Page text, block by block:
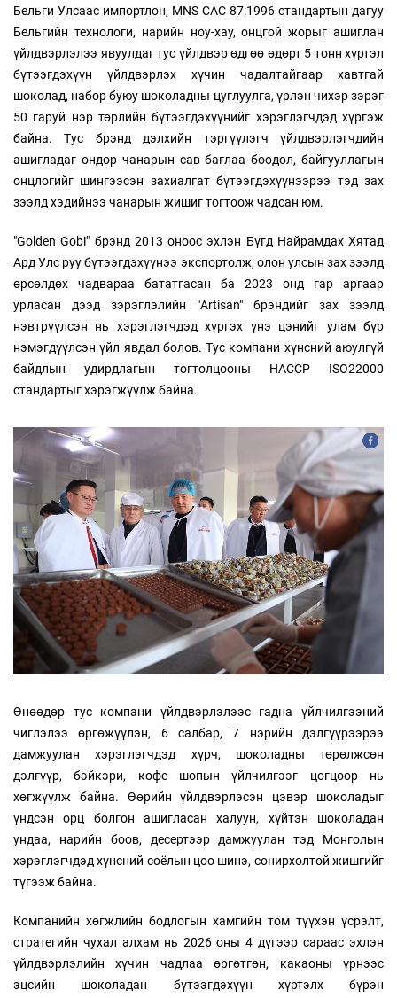
Бельги Улсаас импортлон, MNS CAC 87:1996 стандартын дагуу
Бельгийн технологи, нарийн ноу-хау, онцгой жорыг ашиглан
үйлдвэрлэлээ явуулдаг тус үйлдвэр өдгөө өдөрт 5 тонн хүртэл
бүтээгдэхүүн үйлдвэрлэх хүчин чадалтайгаар хавтгай
шоколад, набор буюу шоколадны цуглуулга, үрлэн чихэр зэрэг
50 гаруй нэр төрлийн бүтээгдэхүүнийг хэрэглэгчдэд хүргэж
байна. Тус брэнд дэлхийн тэргүүлэгч үйлдвэрлэгчдийн
ашигладаг өндөр чанарын сав баглаа боодол, байгууллагын
онцлогийг шингээсэн захиалгат бүтээгдэхүүнээрээ тэд зах
зээлд хэдийнээ чанарын жишиг тогтоож чадсан юм.
"Golden Gobi" брэнд 2013 оноос эхлэн Бүгд Найрамдах Хятад
Ард Улс руу бүтээгдэхүүнээ экспортолж, олон улсын зах зээлд
өрсөлдөх чадвараа бататгасан ба 2023 онд гар аргаар
урласан дээд зэрэглэлийн "Artisan" брэндийг зах зээлд
нэвтрүүлсэн нь хэрэглэгчдэд хүргэх үнэ цэнийг улам бүр
нэмэгдүүлсэн үйл явдал болов. Тус компани хүнсний аюулгүй
байдлын удирдлагын тогтолцооны HACCP ISO22000
стандартыг хэрэгжүүлж байна.
Өнөөдөр тус компани үйлдвэрлэлээс гадна үйлчилгээний
чиглэлээ өргөжүүлэн, 6 салбар, 7 нэрийн дэлгүүрээрээ
дамжуулан хэрэглэгчдэд хүрч, шоколадны төрөлжсөн
дэлгүүр, бэйкэри, кофе шопын үйлчилгээг цогцоор нь
хөгжүүлж байна. Өөрийн үйлдвэрлэсэн цэвэр шоколадыг
үндсэн орц болгон ашигласан халуун, хүйтэн шоколадан
ундаа, нарийн боов, десертээр дамжуулан тэд Монголын
хэрэглэгчдэд хүнсний соёлын цоо шинэ, сонирхолтой жишгийг
түгээж байна.
Компанийн хөгжлийн бодлогын хамгийн том түүхэн үсрэлт,
стратегийн чухал алхам нь 2026 оны 4 дүгээр сараас эхлэн
үйлдвэрлэлийн хүчин чадлаа өргөтгөн, какаоны үрнээс
эцсийн шоколадан бүтээгдэхүүн хүртэлх бүрэн